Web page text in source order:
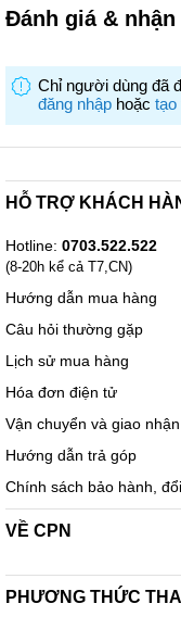
Công suất: 275W/bóng
Tuổi thọ bóng sưởi lên
Tốt cho người già và
bệnh đặc biệt là
xương khớp theo thời
Đánh giá & nhận
Chỉ người dùng đã
đăng nhập hoặc tạo
HỖ TRỢ KHÁCH
Hotline: 0703.522.522
(8-20h kể cả T7,CN)
Hướng dẫn mua hàng
Câu hỏi thường gặp
Lịch sử mua hàng
Hóa đơn điện tử
Vận chuyển và giao nhận
Hướng dẫn trả góp
Chính sách bảo hành,
VỀ CPN
PHƯƠNG THỨC